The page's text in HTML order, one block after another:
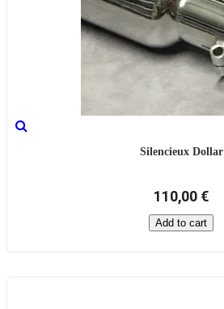
Silencieux Dollar
110,00 €
Add to cart